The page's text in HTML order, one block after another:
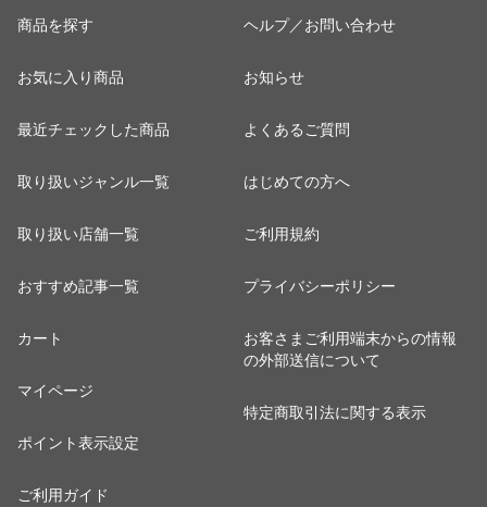
商品を探す
お気に入り商品
最近チェックした商品
取り扱いジャンル一覧
取り扱い店舗一覧
おすすめ記事一覧
カート
マイページ
ポイント表示設定
ご利用ガイド
ヘルプ／お問い合わせ
お知らせ
よくあるご質問
はじめての方へ
ご利用規約
プライバシーポリシー
お客さまご利用端末からの情報
の外部送信について
特定商取引法に関する表示